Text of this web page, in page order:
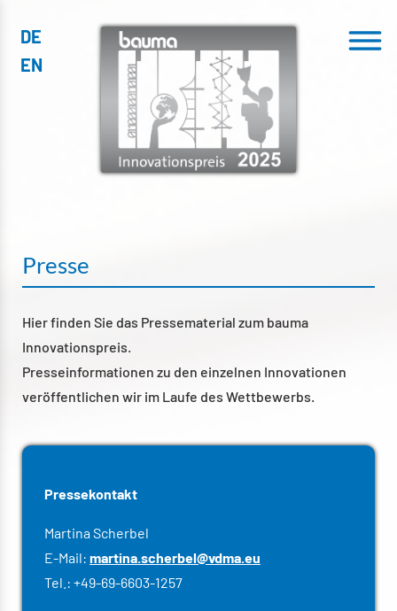
Menu
DE
EN
Presse
Hier finden Sie das Pressematerial zum bauma
Innovationspreis.
Presseinformationen zu den einzelnen Innovationen
veröffentlichen wir im Laufe des Wettbewerbs.
Pressekontakt
Martina Scherbel
E-Mail: martina.scherbel@vdma.eu
Tel.: +49-69-6603-1257